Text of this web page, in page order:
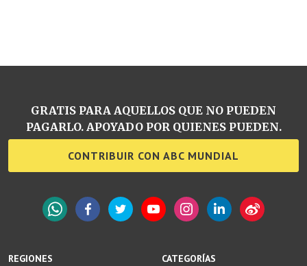
REGIONES
CATEGORÍAS
GRATIS PARA AQUELLOS QUE NO PUEDEN
PAGARLO. APOYADO POR QUIENES PUEDEN.
CONTRIBUIR CON ABC MUNDIAL